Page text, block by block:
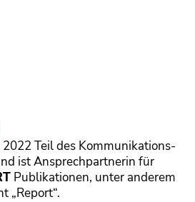
Teil des Kommunikations-
ist Ansprechpartnerin für
Publikationen, unter anderem
„Report“.